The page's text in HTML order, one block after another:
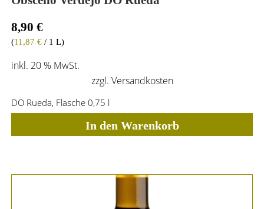
8,90 €
(11,87 €/ 1 L)
inkl. 20 % MwSt.
zzgl. Versandkosten
DO Rueda, Flasche 0,75 l
In den Warenkorb